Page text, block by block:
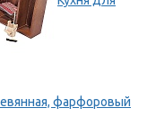
фарфоровый